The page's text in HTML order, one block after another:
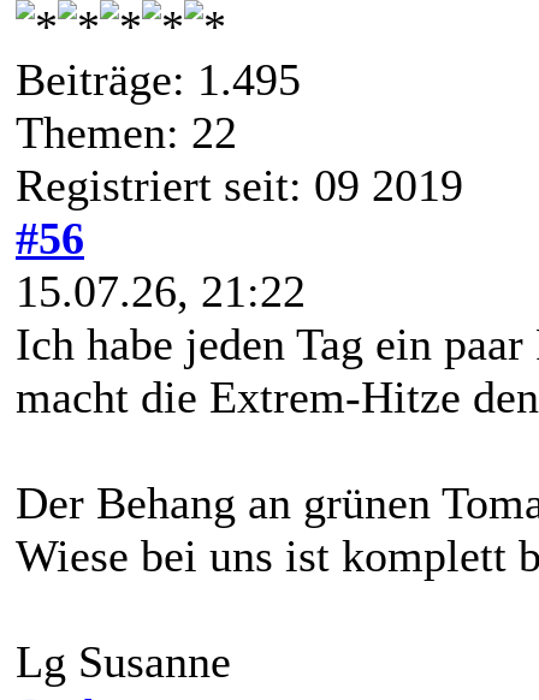
Beiträge: 1.495
Themen: 22
Registriert seit: 09 2019
#56
15.07.26, 21:22
Ich habe jeden Tag ein
macht die Extrem-Hitze
Der Behang an grünen
Wiese bei uns ist komplett
Lg Susanne